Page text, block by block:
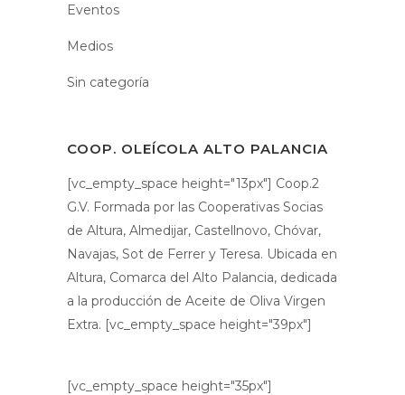
Eventos
Medios
Sin categoría
COOP. OLEÍCOLA ALTO PALANCIA
[vc_empty_space height="13px"] Coop.2
G.V. Formada por las Cooperativas Socias
de Altura, Almedijar, Castellnovo, Chóvar,
Navajas, Sot de Ferrer y Teresa. Ubicada en
Altura, Comarca del Alto Palancia, dedicada
a la producción de Aceite de Oliva Virgen
Extra. [vc_empty_space height="39px"]
[vc_empty_space height="35px"]